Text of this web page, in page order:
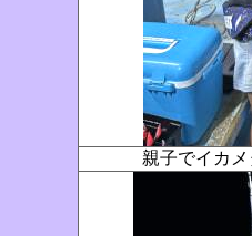
親子でイカ